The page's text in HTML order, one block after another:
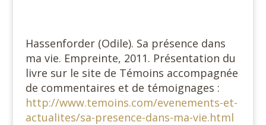
Hassenforder (Odile). Sa présence dans
ma vie. Empreinte, 2011. Présentation du
livre sur le site de Témoins accompagnée
de commentaires et de témoignages :
http://www.temoins.com/evenements-et-
actualites/sa-presence-dans-ma-vie.html